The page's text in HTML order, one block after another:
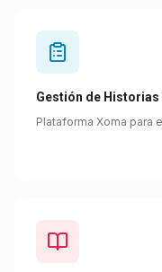
Gestión de Historias
Plataforma Xoma para